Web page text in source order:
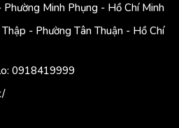
Minh Phụng - Hồ Chí Minh
- Phường Tân Thuận - Hồ Chí
0918419999